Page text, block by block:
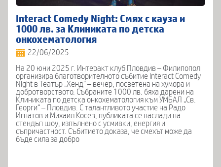
Interact Comedy Night: Смях с кауза и
1000 лв. за Клиниката по детска
онкохематология
22/06/2025
На 20 юни 2025 г. Интеракт клуб Пловдив – Филипопол
организира благотворителното събитие Interact Comedy
Night в Театър „Хенд“ – вечер, посветена на хумора и
добротворството. Събраните 1000 лв. бяха дарени на
Клиниката по детска онкохематология към УМБАЛ „Св.
Георги“ – Пловдив. С талантливото участие на Радо
Игнатов и Михаил Косев, публиката се наслади на
стендъп шоу, изпълнено с усмивки, енергия и
съпричастност. Събитието доказа, че смехът може да
бъде сила за добро